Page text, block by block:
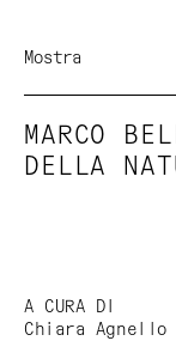
Mostra
MARCO
DELLA
A CURA DI
Chiara Agnello